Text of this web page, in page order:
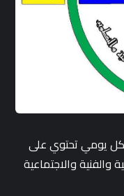
يومي تحتوي على
والفنية والاجتماعية